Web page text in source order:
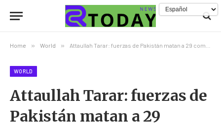
Home » World » Attaullah Tarar: fuerzas de Pakistán matan a 29 combatientes en la frontera
WORLD
Attaullah Tarar: fuerzas de
Pakistán matan a 29